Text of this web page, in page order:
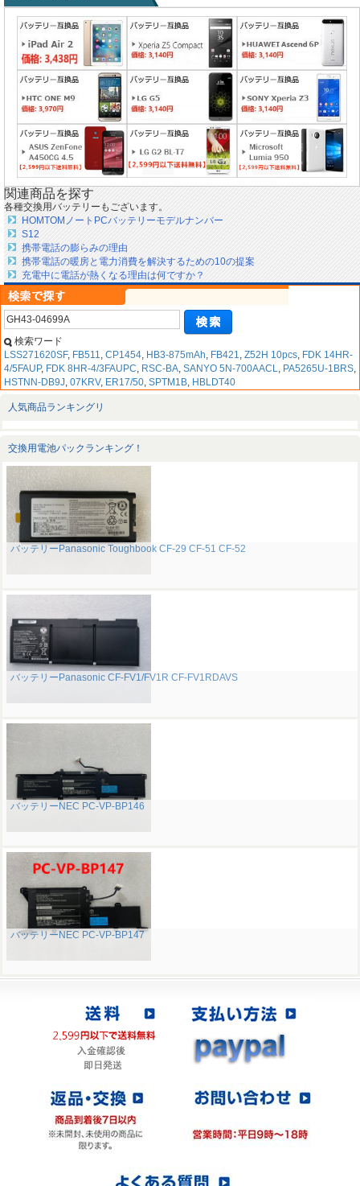
関連商品を探す
各種交換用バッテリーもございます。
HOMTOMノートPCバッテリーモデルナンバー
S12
携帯電話の膨らみの理由
携帯電話の暖房と電力消費を解決するための10の提案
充電中に電話が熱くなる理由は何ですか？
検索ワード
LSS271620SF, FB511, CP1454, HB3-875mAh, FB421, Z52H 10pcs, FDK 14HR-
4/5FAUP, FDK 8HR-4/3FAUPC, RSC-BA, SANYO 5N-700AACL, PA5265U-1BRS,
HSTNN-DB9J, 07KRV, ER17/50, SPTM1B, HBLDT40
人気商品ランキングリ
交換用電池パックランキング！
バッテリーPanasonic Toughbook CF-29 CF-51 CF-52
バッテリーPanasonic CF-FV1/FV1R CF-FV1RDAVS
バッテリーNEC PC-VP-BP146
バッテリーNEC PC-VP-BP147